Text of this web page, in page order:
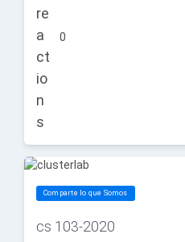
0
Comparte lo que Somos
cs 103-2020